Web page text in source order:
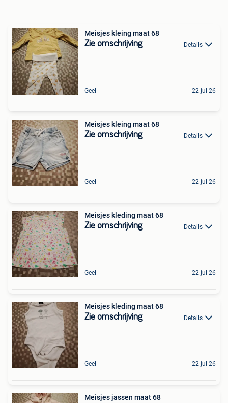
Meisjes kleing maat 68
Zie omschrijving Details
Geel 22 jul 26
Meisjes kleing maat 68
Zie omschrijving Details
Geel 22 jul 26
Meisjes kleding maat 68
Zie omschrijving Details
Geel 22 jul 26
Meisjes kleding maat 68
Zie omschrijving Details
Geel 22 jul 26
Meisjes jassen maat 68